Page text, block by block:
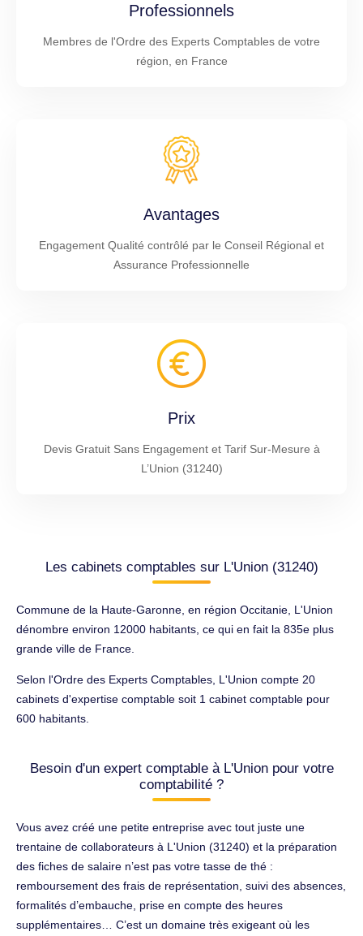
Professionnels
Membres de l'Ordre des Experts Comptables de votre
région, en France
Avantages
Engagement Qualité contrôlé par le Conseil Régional et
Assurance Professionnelle
Prix
Devis Gratuit Sans Engagement et Tarif Sur-Mesure à
L’Union (31240)
Les cabinets comptables sur L'Union (31240)
Commune de la Haute-Garonne, en région Occitanie, L'Union
dénombre environ 12000 habitants, ce qui en fait la 835e plus
grande ville de France.
Selon l'Ordre des Experts Comptables, L'Union compte 20
cabinets d'expertise comptable soit 1 cabinet comptable pour
600 habitants.
Besoin d'un expert comptable à L'Union pour votre
comptabilité ?
Vous avez créé une petite entreprise avec tout juste une
trentaine de collaborateurs à L'Union (31240) et la préparation
des fiches de salaire n’est pas votre tasse de thé :
remboursement des frais de représentation, suivi des absences,
formalités d’embauche, prise en compte des heures
supplémentaires… C’est un domaine très exigeant où les